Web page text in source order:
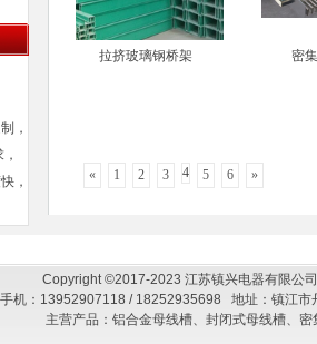
拉挤玻璃钢桥架 密
« 1 2 3 4 5 6 »
，
，
Copyright ©2017-2023 江苏镇兴电器有限公
手机：13952907118 / 18252935698 地址：镇江市
主营产品：铝合金母线槽、封闭式母线槽、